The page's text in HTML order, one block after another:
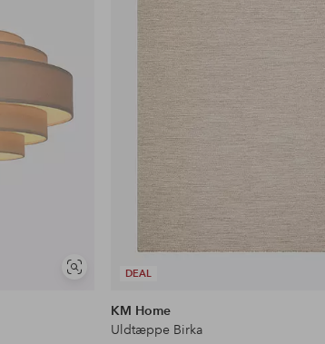
Se
DEAL
KM Home
Uldtæppe Birka